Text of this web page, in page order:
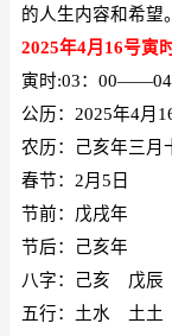
的人生内容和希望
2025年4月16号寅
寅时:03：00——04
公历： 2025年4月
农历：己亥年三月
春节： 2月5日
节前：戊戌年
节后：己亥年
八字：己亥 戊
五行：土水 土